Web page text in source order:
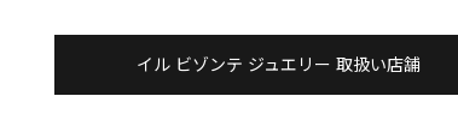
イル ビゾンテ ジュエリー 取扱い店舗